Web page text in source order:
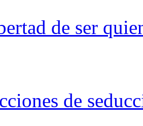
de ser
de